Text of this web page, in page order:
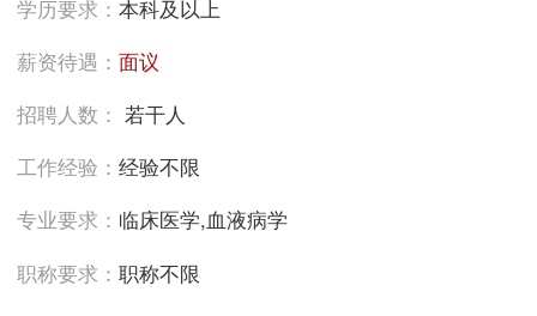
学历要求：本科及以上
薪资待遇：面议
招聘人数：若干人
工作经验：经验不限
专业要求： 临床医学,血液病学
职称要求：职称不限